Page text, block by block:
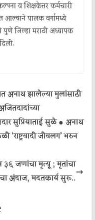
व शिक्षकेत्तर कर्मचारी
आल्याने पालक वर्गामध्ये
जिल्हा मराठी अध्यापक
अनाथ झालेल्या मुलांसाठी
अजितदादांच्या
सुप्रियाताई सुळे ● अनाथ
जीवलग’ भरुन
जणांचा मृत्यू ; मृतांचा
अंदाज, मदतकार्य सुरू..